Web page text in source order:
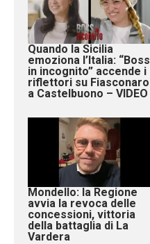
Quando la Sicilia
emoziona l’Italia: “Boss
in incognito” accende i
riflettori su Fiasconaro
a Castelbuono – VIDEO
Mondello: la Regione
avvia la revoca delle
concessioni, vittoria
della battaglia di La
Vardera